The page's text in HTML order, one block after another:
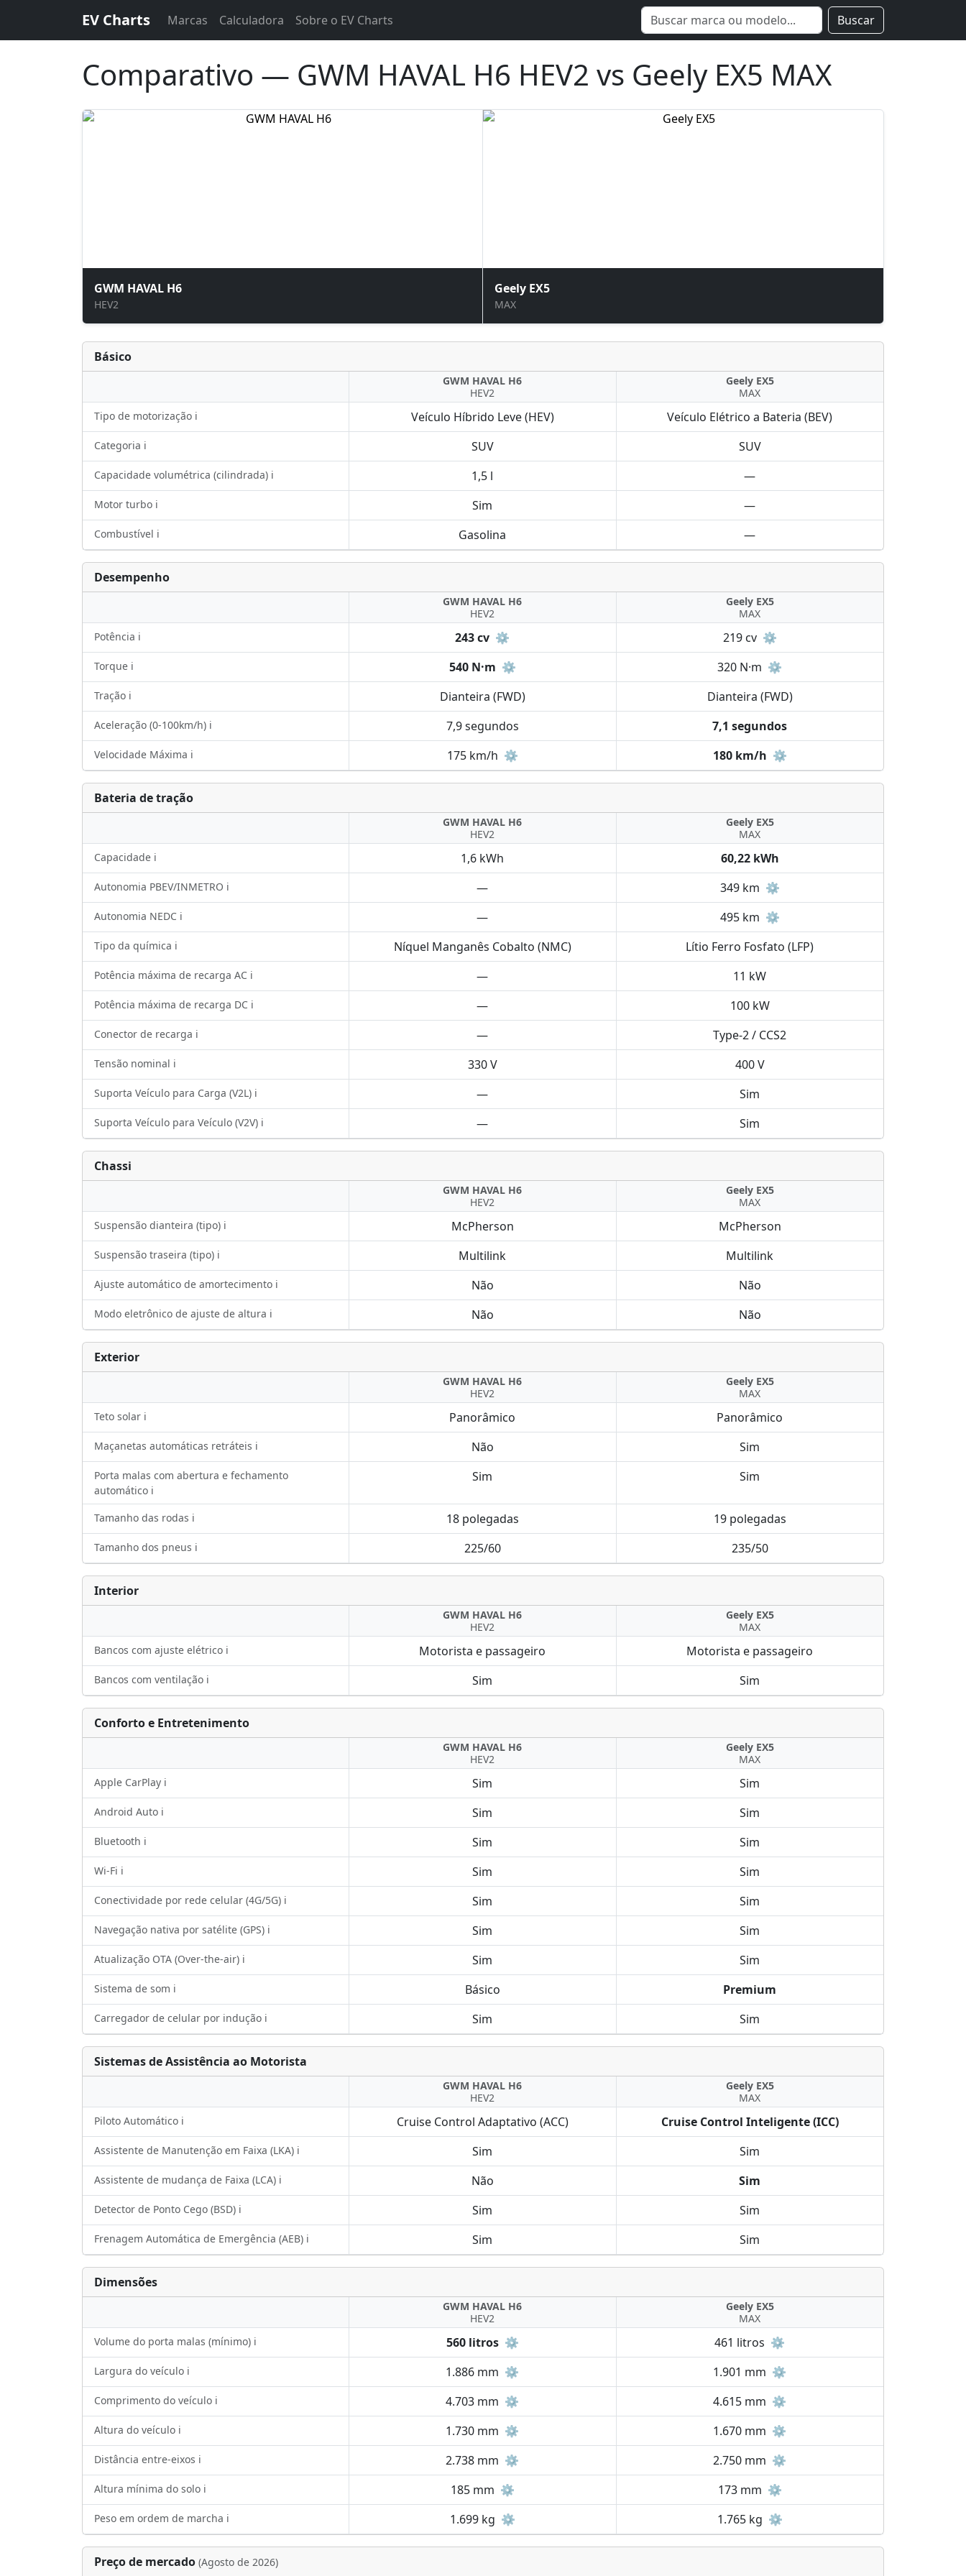
EV Charts Marcas Calculadora Sobre o EV Charts Buscar
Comparativo — GWM HAVAL H6 HEV2 vs Geely EX5 MAX
GWM HAVAL H6
HEV2
Geely EX5
MAX
Básico
GWM HAVAL H6
HEV2
Geely EX5
MAX
Tipo de motorização ℹ️
Veículo Híbrido Leve (HEV) Veículo Elétrico a Bateria (BEV)
Categoria ℹ️ SUV SUV
Capacidade volumétrica (cilindrada) ℹ️ 1,5 l —
Motor turbo ℹ️ Sim —
Combustível ℹ️ Gasolina —
Desempenho
GWM HAVAL H6
HEV2
Geely EX5
MAX
Potência ℹ️
243 cv ⚙️ 219 cv ⚙️
Torque ℹ️ 540 N·m ⚙️ 320 N·m ⚙️
Tração ℹ️ Dianteira (FWD) Dianteira (FWD)
Aceleração (0-100km/h) ℹ️ 7,9 segundos 7,1 segundos
Velocidade Máxima ℹ️ 175 km/h ⚙️ 180 km/h ⚙️
Bateria de tração
GWM HAVAL H6
HEV2
Geely EX5
MAX
Capacidade ℹ️
1,6 kWh 60,22 kWh
Autonomia PBEV/INMETRO ℹ️ — 349 km ⚙️
Autonomia NEDC ℹ️ — 495 km ⚙️
Tipo da química ℹ️ Níquel Manganês Cobalto (NMC) Lítio Ferro Fosfato (LFP)
Potência máxima de recarga AC ℹ️ — 11 kW
Potência máxima de recarga DC ℹ️ — 100 kW
Conector de recarga ℹ️ — Type-2 / CCS2
Tensão nominal ℹ️ 330 V 400 V
Suporta Veículo para Carga (V2L) ℹ️ — Sim
Suporta Veículo para Veículo (V2V) ℹ️ — Sim
Chassi
GWM HAVAL H6
HEV2
Geely EX5
MAX
Suspensão dianteira (tipo) ℹ️
McPherson McPherson
Suspensão traseira (tipo) ℹ️ Multilink Multilink
Ajuste automático de amortecimento ℹ️ Não Não
Modo eletrônico de ajuste de altura ℹ️ Não Não
Exterior
GWM HAVAL H6
HEV2
Geely EX5
MAX
Teto solar ℹ️
Panorâmico Panorâmico
Maçanetas automáticas retráteis ℹ️ Não Sim
Porta malas com abertura e fechamento
automático ℹ️
Sim Sim
Tamanho das rodas ℹ️ 18 polegadas 19 polegadas
Tamanho dos pneus ℹ️ 225/60 235/50
Interior
GWM HAVAL H6
HEV2
Geely EX5
MAX
Bancos com ajuste elétrico ℹ️
Motorista e passageiro Motorista e passageiro
Bancos com ventilação ℹ️ Sim Sim
Conforto e Entretenimento
GWM HAVAL H6
HEV2
Geely EX5
MAX
Apple CarPlay ℹ️
Sim Sim
Android Auto ℹ️ Sim Sim
Bluetooth ℹ️ Sim Sim
Wi-Fi ℹ️ Sim Sim
Conectividade por rede celular (4G/5G) ℹ️ Sim Sim
Navegação nativa por satélite (GPS) ℹ️ Sim Sim
Atualização OTA (Over-the-air) ℹ️ Sim Sim
Sistema de som ℹ️ Básico Premium
Carregador de celular por indução ℹ️ Sim Sim
Sistemas de Assistência ao Motorista
GWM HAVAL H6
HEV2
Geely EX5
MAX
Piloto Automático ℹ️
Cruise Control Adaptativo (ACC) Cruise Control Inteligente (ICC)
Assistente de Manutenção em Faixa (LKA) ℹ️ Sim Sim
Assistente de mudança de Faixa (LCA) ℹ️ Não Sim
Detector de Ponto Cego (BSD) ℹ️ Sim Sim
Frenagem Automática de Emergência (AEB) ℹ️ Sim Sim
Dimensões
GWM HAVAL H6
HEV2
Geely EX5
MAX
Volume do porta malas (mínimo) ℹ️
560 litros ⚙️ 461 litros ⚙️
Largura do veículo ℹ️ 1.886 mm ⚙️ 1.901 mm ⚙️
Comprimento do veículo ℹ️ 4.703 mm ⚙️ 4.615 mm ⚙️
Altura do veículo ℹ️ 1.730 mm ⚙️ 1.670 mm ⚙️
Distância entre-eixos ℹ️ 2.738 mm ⚙️ 2.750 mm ⚙️
Altura mínima do solo ℹ️ 185 mm ⚙️ 173 mm ⚙️
Peso em ordem de marcha ℹ️ 1.699 kg ⚙️ 1.765 kg ⚙️
Preço de mercado (Agosto de 2026)